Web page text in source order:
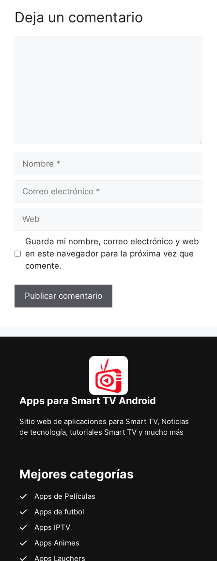
Deja un comentario
Nombre
Correo
Web
Guarda mi nombre, correo electrónico y web
en este navegador para la próxima vez que
comente.
Apps para Smart TV Android
Sitio web de aplicaciones para Smart TV, Noticias
de tecnología, tutoriales Smart TV y mucho más
Mejores categorías
Apps de Películas
Apps de futbol
Apps IPTV
Apps Animes
Apps Lauchers